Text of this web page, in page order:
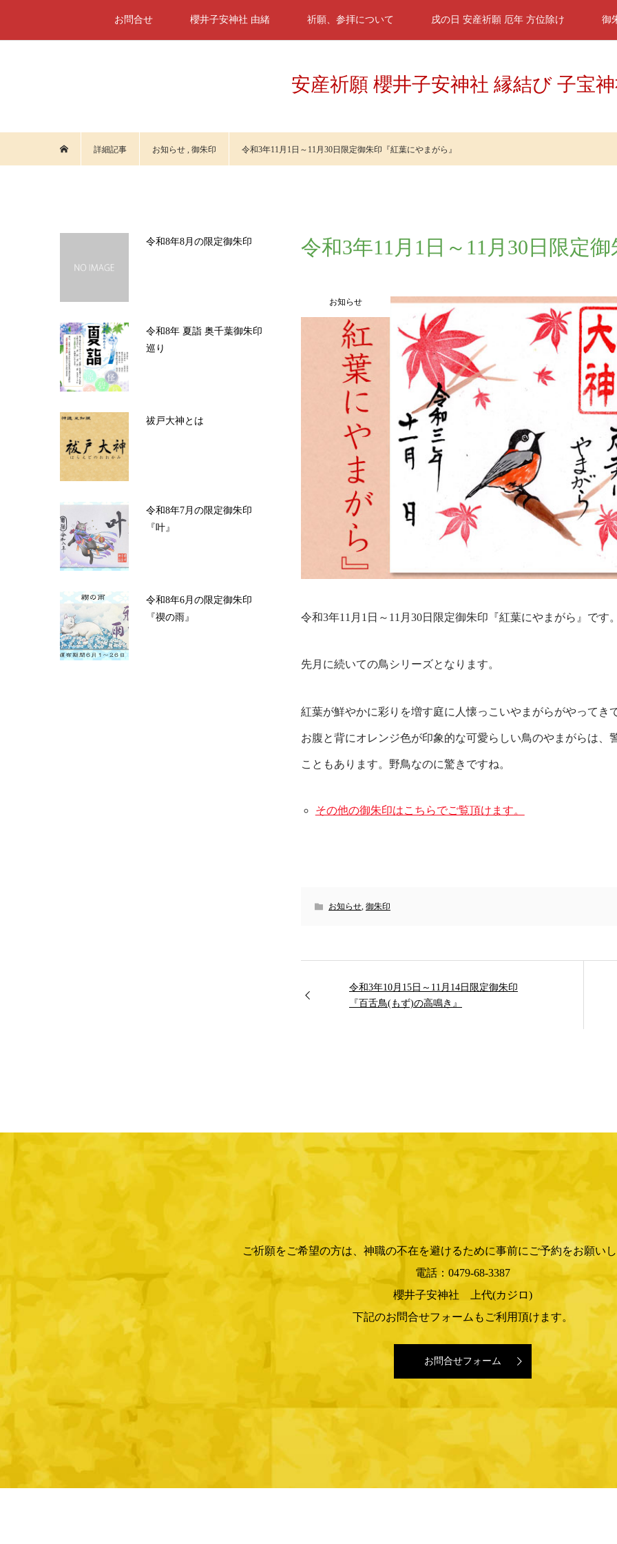
お問合せ 櫻井子安神社 由緒 祈願、参拝について 戌の日 安産祈願 厄年 方位除け 御
安産祈願 櫻井子安神社 縁結び 子宝
詳細記事 お知らせ , 御朱印 令和3年11月1日～11月30日限定御朱印『紅葉にやまがら』
令和3年11月1日～11月30日限定
お知らせ
令和3年11月1日～11月30日限定御朱印『紅葉にやまがら』です
先月に続いての鳥シリーズとなります。
紅葉が鮮やかに彩りを増す庭に人懐っこいやまがらがやってき
お腹と背にオレンジ色が印象的な可愛らしい鳥のやまがらは
こともあります。野鳥なのに驚きですね。
その他の御朱印はこちらでご覧頂けます。
お知らせ, 御朱印
令和3年10月15日～11月14日限定御朱印
『百舌鳥(もず)の高鳴き』
令和8年8月の限定御朱印
令和8年 夏詣 奥千葉御朱印
巡り
祓戸大神とは
令和8年7月の限定御朱印
『叶』
令和8年6月の限定御朱印
『禊の雨』
ご祈願をご希望の方は、神職の不在を避けるために事前にご予約をお願い
電話：0479-68-3387
櫻井子安神社 上代(カジロ)
下記のお問合せフォームもご利用頂けます。
お問合せフォーム